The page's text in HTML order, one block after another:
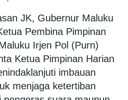
JK, Gubernur Maluku
Pembina Pimpinan
Irjen Pol (Purn)
Ketua Pimpinan Harian
imbauan
menjaga ketertiban